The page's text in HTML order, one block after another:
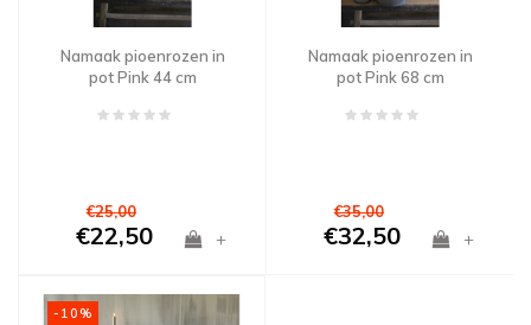
Namaak pioenrozen in
pot Pink 44 cm
€25,00
€22,50 +
Namaak pioenrozen in
pot Pink 68 cm
€35,00
€32,50 +
-10%